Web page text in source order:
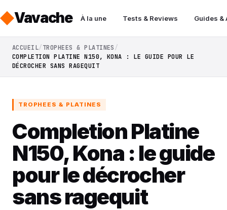
Vavache À la une Tests & Reviews Guides &
ACCUEIL TROPHEES & PLATINES
COMPLETION PLATINE N150, KONA : LE GUIDE POUR LE
DÉCROCHER SANS RAGEQUIT
TROPHEES & PLATINES
Completion Platine
N150, Kona : le guide
pour le décrocher
sans ragequit